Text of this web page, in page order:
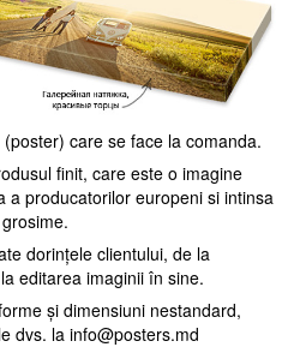
care se face la comanda.
finit, care este o imagine
a producatorilor europeni si intinsa
dorințele clientului, de la
editarea imaginii în sine.
și dimensiuni nestandard,
dvs. la info@posters.md